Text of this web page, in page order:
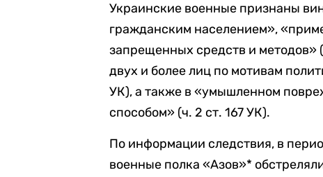
Украинские военные признаны
гражданским населением»,
запрещенных средств и методов»
двух и более лиц по мотивам
УК), а также в «умышленном
способом» (ч. 2 ст. 167 УК).
По информации следствия, в
военные полка «Азов»*